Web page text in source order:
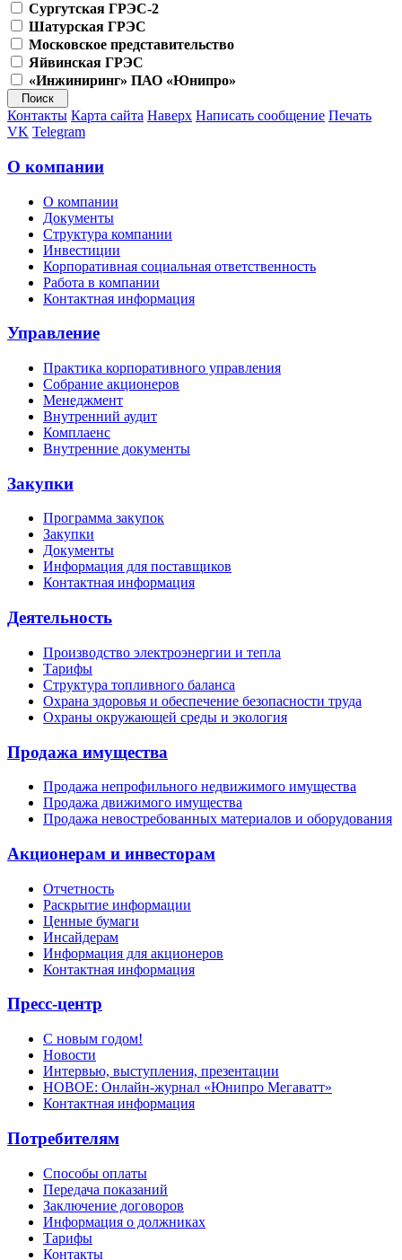
Сургутская ГРЭС-2
Шатурская ГРЭС
Московское представительство
Яйвинская ГРЭС
«Инжиниринг» ПАО «Юнипро»
Контакты Карта сайта Наверх Написать сообщение Печать
VK Telegram
О компании
О компании
Документы
Структура компании
Инвестиции
Корпоративная социальная ответственность
Работа в компании
Контактная информация
Управление
Практика корпоративного управления
Собрание акционеров
Менеджмент
Внутренний аудит
Комплаенс
Внутренние документы
Закупки
Программа закупок
Закупки
Документы
Информация для поставщиков
Контактная информация
Деятельность
Производство электроэнергии и тепла
Тарифы
Структура топливного баланса
Охрана здоровья и обеспечение безопасности труда
Охраны окружающей среды и экология
Продажа имущества
Продажа непрофильного недвижимого имущества
Продажа движимого имущества
Продажа невостребованных материалов и оборудования
Акционерам и инвесторам
Отчетность
Раскрытие информации
Ценные бумаги
Инсайдерам
Информация для акционеров
Контактная информация
Пресс-центр
С новым годом!
Новости
Интервью, выступления, презентации
НОВОЕ: Онлайн-журнал «Юнипро Мегаватт»
Контактная информация
Потребителям
Способы оплаты
Передача показаний
Заключение договоров
Информация о должниках
Тарифы
Контакты